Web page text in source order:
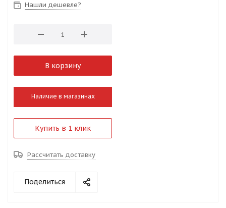
Нашли дешевле?
В корзину
Наличие в магазинах
Купить в 1 клик
Рассчитать доставку
Поделиться